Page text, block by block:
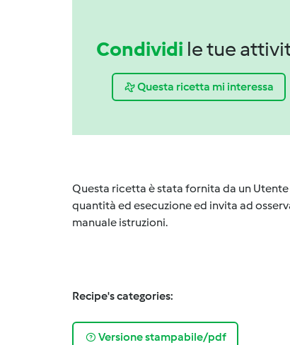
Condividi le tue
Questa ricetta mi interessa
Questa ricetta è stata fornita da un
quantità ed esecuzione ed invita ad
manuale istruzioni.
Recipe's categories:
Versione stampabile/pdf